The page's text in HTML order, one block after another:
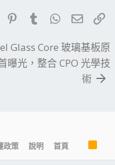
Reddit PinterestTumblrWhatsApp
電子
Glass Core 玻璃基板原
曝光，整合 CPO 光學技
術
政策 說明 首頁
R
S
S